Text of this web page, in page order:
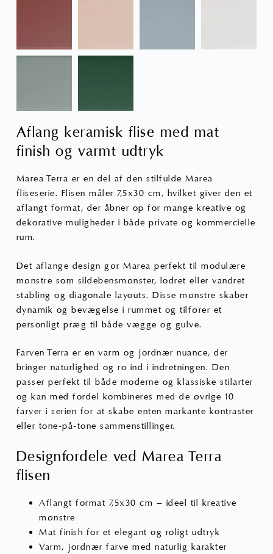
Aflang keramisk flise med mat
finish og varmt udtryk
Marea Terra er en del af den stilfulde Marea
fliseserie. Flisen måler 7,5x30 cm, hvilket giver den et
aflangt format, der åbner op for mange kreative og
dekorative muligheder i både private og kommercielle
rum.
Det aflange design gør Marea perfekt til modulære
mønstre som sildebensmønster, lodret eller vandret
stabling og diagonale layouts. Disse mønstre skaber
dynamik og bevægelse i rummet og tilfører et
personligt præg til både vægge og gulve.
Farven Terra er en varm og jordnær nuance, der
bringer naturlighed og ro ind i indretningen. Den
passer perfekt til både moderne og klassiske stilarter
og kan med fordel kombineres med de øvrige 10
farver i serien for at skabe enten markante kontraster
eller tone-på-tone sammenstillinger.
Designfordele ved Marea Terra
flisen
Aflangt format 7,5x30 cm – ideel til kreative
mønstre
Mat finish for et elegant og roligt udtryk
Varm, jordnær farve med naturlig karakter